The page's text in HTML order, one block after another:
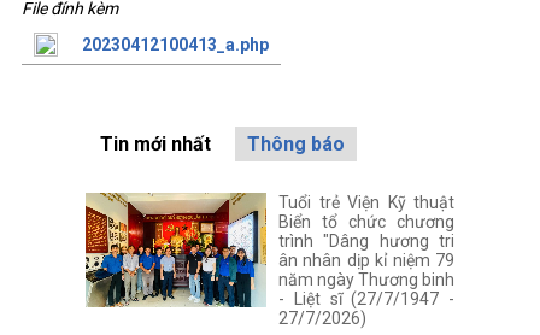
File đính kèm
20230412100413_a.php
Tin mới nhất Thông báo
Tuổi trẻ Viện Kỹ thuật
Biển tổ chức chương
trình "Dâng hương tri
ân nhân dịp kỉ niệm 79
năm ngày Thương binh
- Liệt sĩ (27/7/1947 -
27/7/2026)